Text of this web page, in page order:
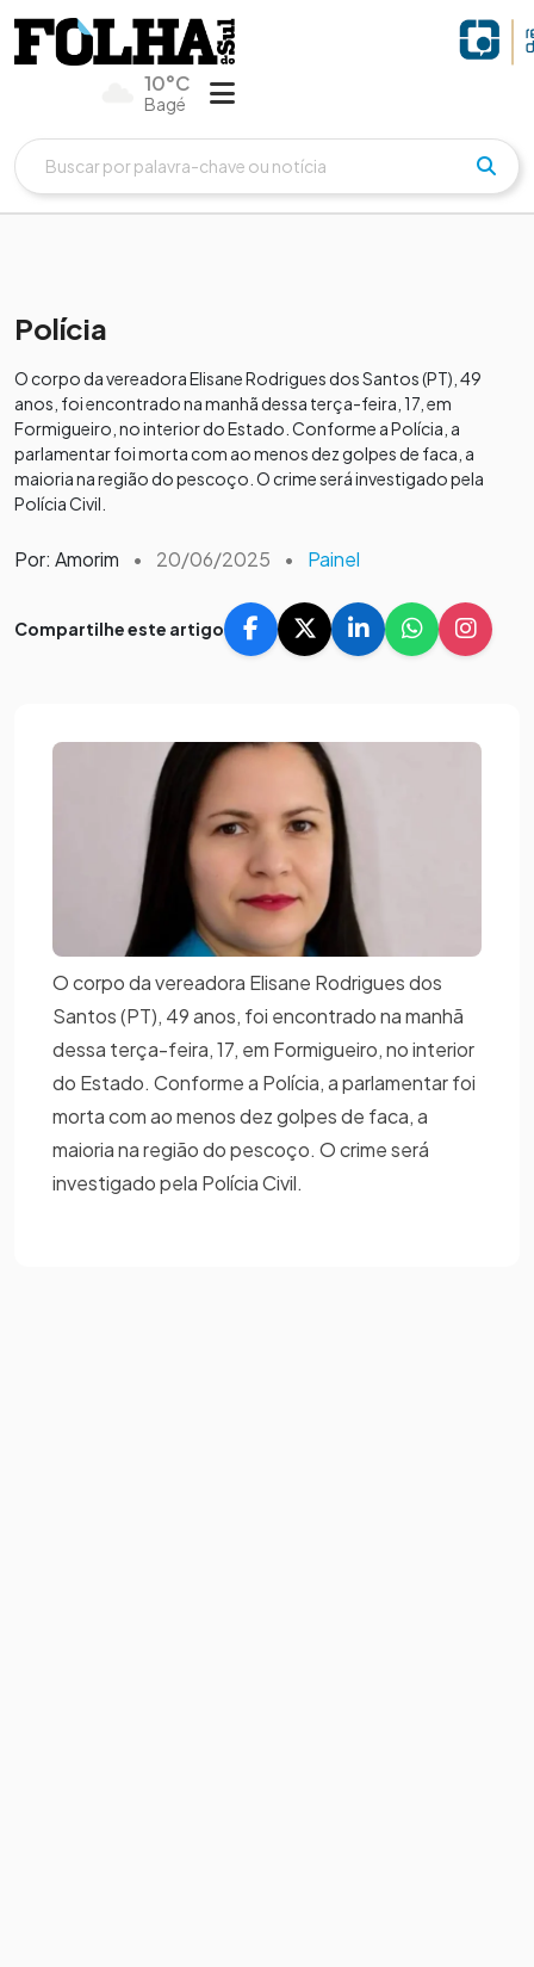
10°C
Bagé
Polícia
O corpo da vereadora Elisane Rodrigues dos Santos (PT), 49
anos, foi encontrado na manhã dessa terça-feira, 17, em
Formigueiro, no interior do Estado. Conforme a Polícia, a
parlamentar foi morta com ao menos dez golpes de faca, a
maioria na região do pescoço. O crime será investigado pela
Polícia Civil.
Por: Amorim • 20/06/2025 • Painel
Compartilhe este artigo
O corpo da vereadora Elisane Rodrigues dos
Santos (PT), 49 anos, foi encontrado na manhã
dessa terça-feira, 17, em Formigueiro, no interior
do Estado. Conforme a Polícia, a parlamentar foi
morta com ao menos dez golpes de faca, a
maioria na região do pescoço. O crime será
investigado pela Polícia Civil.